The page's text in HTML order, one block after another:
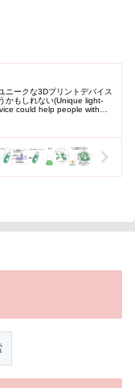
ニークな3Dプリントデバイス
かもしれない(Unique light-
could help people with